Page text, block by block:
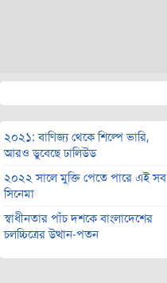
২০২১: বাণিজ্য থেকে শিল্পে ভারি,
আরও ডুবেছে ঢালিউড
২০২২ সালে মুক্তি পেতে পারে এই সব
সিনেমা
স্বাধীনতার পাঁচ দশকে বাংলাদেশের
চলচ্চিত্রের উত্থান-পতন